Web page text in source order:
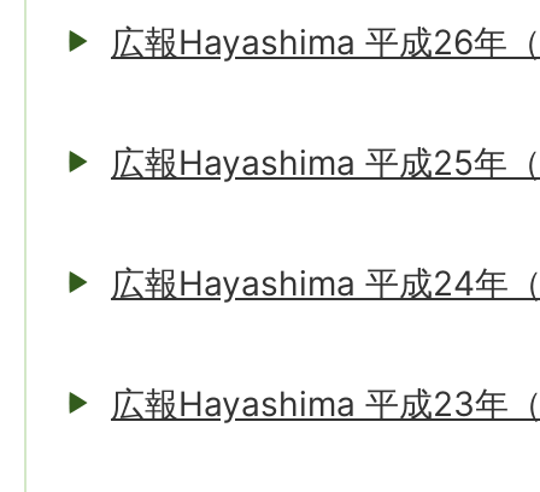
広報Hayashima 平成26年
広報Hayashima 平成25年
広報Hayashima 平成24年
広報Hayashima 平成23年